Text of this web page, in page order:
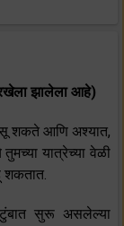
झालेला आहे)
शकते आणि अश्यात,
यात्रेच्या वेळी
शकतात.
सुरू असलेल्या